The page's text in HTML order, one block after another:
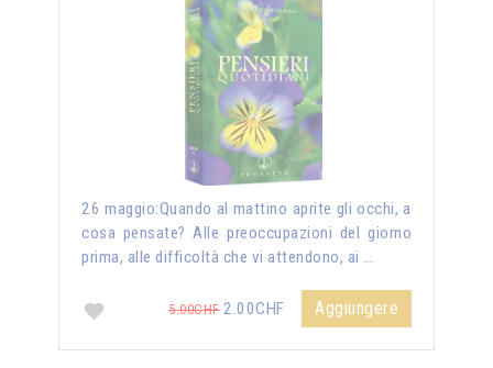
26 maggio:Quando al mattino aprite gli occhi, a
cosa pensate? Alle preoccupazioni del giorno
prima, alle difficoltà che vi attendono, ai …
5.00CHF2.00CHF Aggiungere